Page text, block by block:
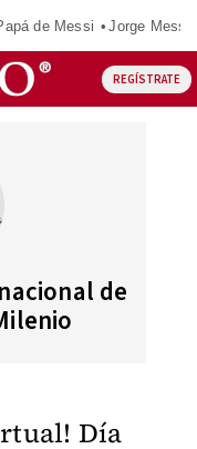
de Messi Jorge Messi
REGÍSTRATE
de
Día